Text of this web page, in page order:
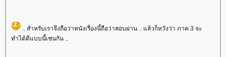
.. สำหรับเราจึงถือว่าหนังเรื่องนี้ถือว่าสอบผ่าน .. แล้วก็หวังว่า ภาค 3 จะ
ทำได้ดีแบบนี้เช่นกัน ..